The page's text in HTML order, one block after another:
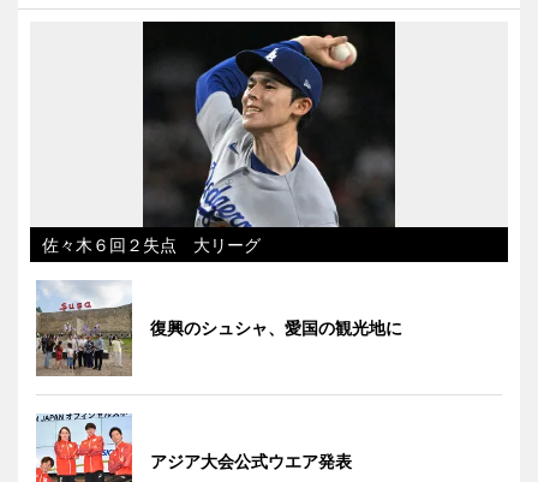
佐々木６回２失点 大リーグ
復興のシュシャ、愛国の観光地に
アジア大会公式ウエア発表